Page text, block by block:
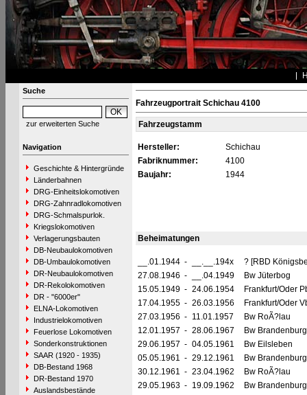
Suche
zur erweiterten Suche
Navigation
Geschichte & Hintergründe
Länderbahnen
DRG-Einheitslokomotiven
DRG-Zahnradlokomotiven
DRG-Schmalspurlok.
Kriegslokomotiven
Verlagerungsbauten
DB-Neubaulokomotiven
DB-Umbaulokomotiven
DR-Neubaulokomotiven
DR-Rekolokomotiven
DR - "6000er"
ELNA-Lokomotiven
Industrielokomotiven
Feuerlose Lokomotiven
Sonderkonstruktionen
SAAR (1920 - 1935)
DB-Bestand 1968
DR-Bestand 1970
Auslandsbestände
Fahrzeugportrait Schichau 4100
Fahrzeugstamm
Hersteller:
Schichau
Fabriknummer:
4100
Baujahr:
1944
Beheimatungen
__.01.1944 - __.__.194x
? [RBD
27.08.1946 - __.04.1949
Bw Jüterbog
15.05.1949 - 24.06.1954
Frankfurt/Oder
17.04.1955 - 26.03.1956
Frankfurt/Oder
27.03.1956 - 11.01.1957
Bw RoÃ?lau
12.01.1957 - 28.06.1967
Bw Brandenburg
29.06.1957 - 04.05.1961
Bw Eilsleben
05.05.1961 - 29.12.1961
Bw Brandenburg
30.12.1961 - 23.04.1962
Bw RoÃ?lau
29.05.1963 - 19.09.1962
Bw Brandenburg